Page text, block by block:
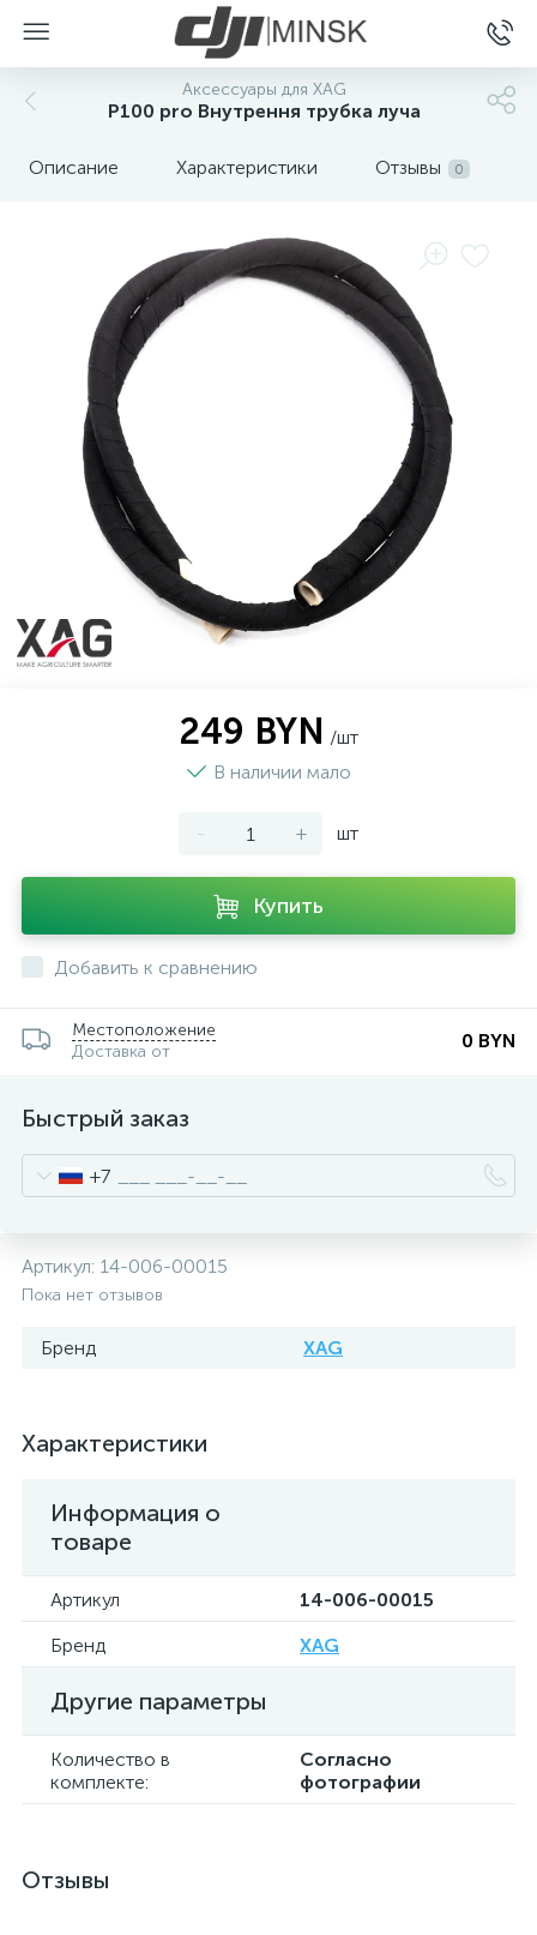
Аксессуары для XAG
P100 pro Внутрення трубка луча
Описание Характеристики Отзывы 0
249 BYN /шт
В наличии мало
- + шт
Купить
Добавить к сравнению
Местоположение
Доставка от
0 BYN
Быстрый заказ
+7
Артикул: 14-006-00015
Пока нет отзывов
Бренд XAG
Характеристики
Информация о
товаре
Артикул
14-006-00015
Бренд
XAG
Другие параметры
Количество в
комплекте:
Согласно
фотографии
Отзывы